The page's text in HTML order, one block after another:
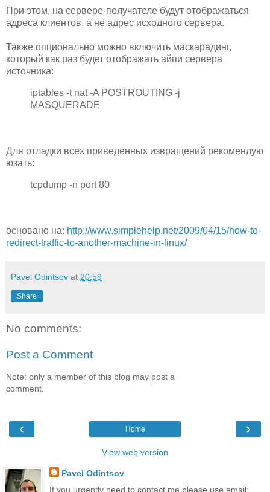
При этом, на сервере-получателе будут отображаться
адреса клиентов, а не адрес исходного сервера.
Также опционально можно включить маскарадинг,
который как раз будет отображать айпи сервера
источника:
iptables -t nat -A POSTROUTING -j
MASQUERADE
Для отладки всех приведенных извращений рекомендую
юзать:
tcpdump -n port 80
основано на: http://www.simplehelp.net/2009/04/15/how-to-
redirect-traffic-to-another-machine-in-linux/
Pavel Odintsov at 20:59
Share
No comments:
Post a Comment
Note: only a member of this blog may post a
comment.
‹ ›
Home
View web version
Pavel Odintsov
If you urgently need to contact me please use email: